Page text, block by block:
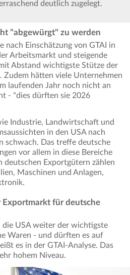
deutlich zugelegt.
"abgewürgt" zu werden
nach Einschätzung von GTAI in
Arbeitsmarkt und steigende
Abstand wichtigste Stütze der
hätten viele Unternehmen
laufenden Jahr noch nicht an
- "dies dürften sie 2026
Industrie, Landwirtschaft und
in den USA nach
schwach. Das treffe deutsche
vor allem in diese Bereiche
deutschen Exportgütern zählen
Maschinen und Anlagen,
Exportmarkt für deutsche
die USA weiter der wichtigste
Waren - und dürften es auf
es in der GTAI-Analyse. Das
hohem Niveau.